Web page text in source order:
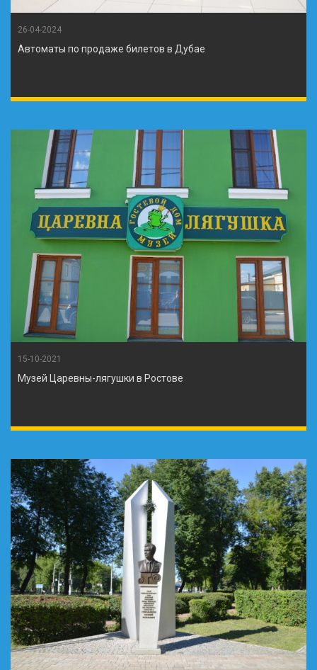
26-04-2024
Автоматы по продаже билетов в Дубае
15-10-2021
Музей Царевны-лягушки в Ростове